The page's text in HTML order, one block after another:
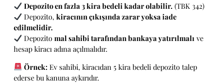
Depozito en fazla 3 kira bedeli kadar olabilir. (TBK 342)
Depozito, kiracının çıkışında zarar yoksa iade
edilmelidir.
Depozito mal sahibi tarafından bankaya yatırılmalı ve
hesap kiracı adına açılmalıdır.
Örnek:Ev sahibi, kiracıdan 5 kira bedeli depozito talep
ederse bu kanuna aykırıdır.